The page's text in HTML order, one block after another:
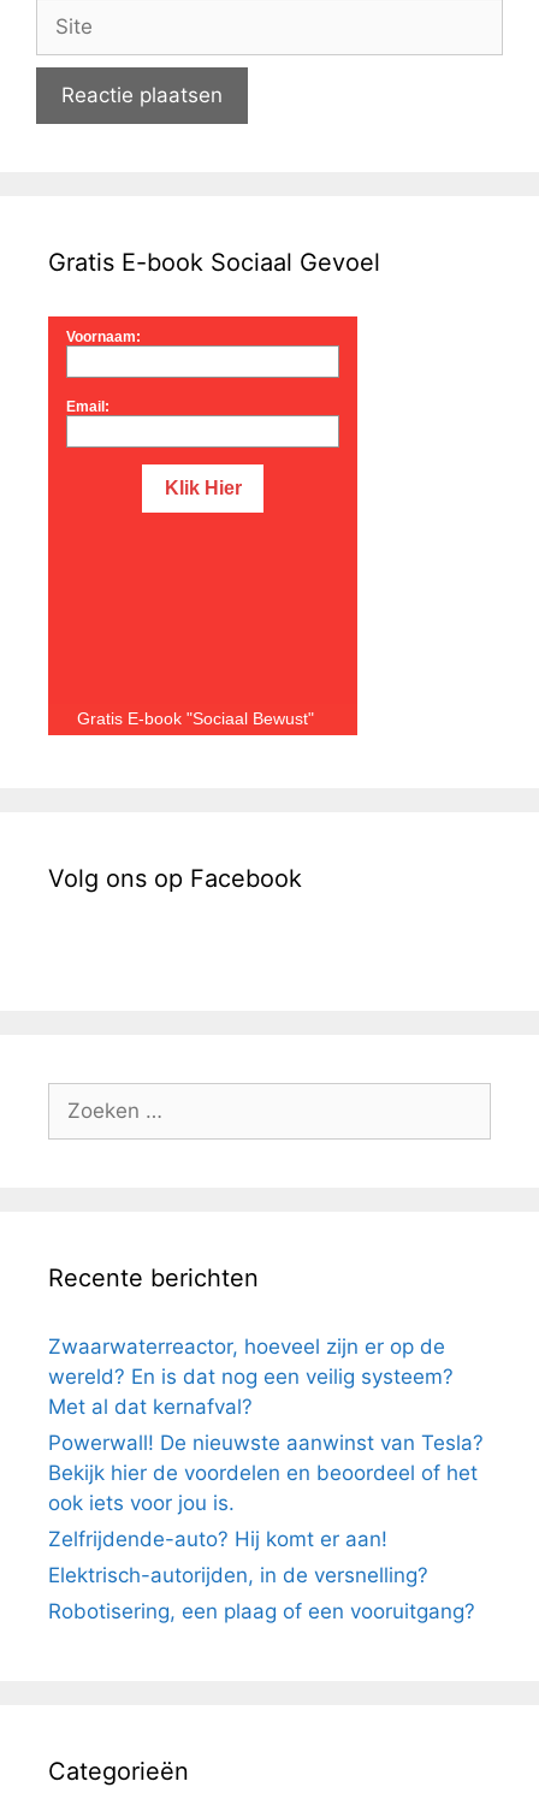
Site
Gratis E-book Sociaal Gevoel
Voornaam:
Email:
Gratis E-book "Sociaal Bewust"
Volg ons op Facebook
Zoek
Recente berichten
Zwaarwaterreactor, hoeveel zijn er op de
wereld? En is dat nog een veilig systeem?
Met al dat kernafval?
Powerwall! De nieuwste aanwinst van Tesla?
Bekijk hier de voordelen en beoordeel of het
ook iets voor jou is.
Zelfrijdende-auto? Hij komt er aan!
Elektrisch-autorijden, in de versnelling?
Robotisering, een plaag of een vooruitgang?
Categorieën